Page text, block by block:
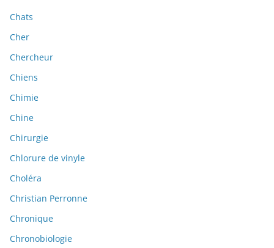
Chats
Cher
Chercheur
Chiens
Chimie
Chine
Chirurgie
Chlorure de vinyle
Choléra
Christian Perronne
Chronique
Chronobiologie